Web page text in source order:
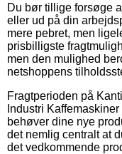
Du bør tillige forsøge
eller ud på din
mere pebret, men
prisbilligste
men den mulighed
netshoppens
Fragtperioden på
Industri
behøver dine nye
det nemlig centralt at
det vedkommende